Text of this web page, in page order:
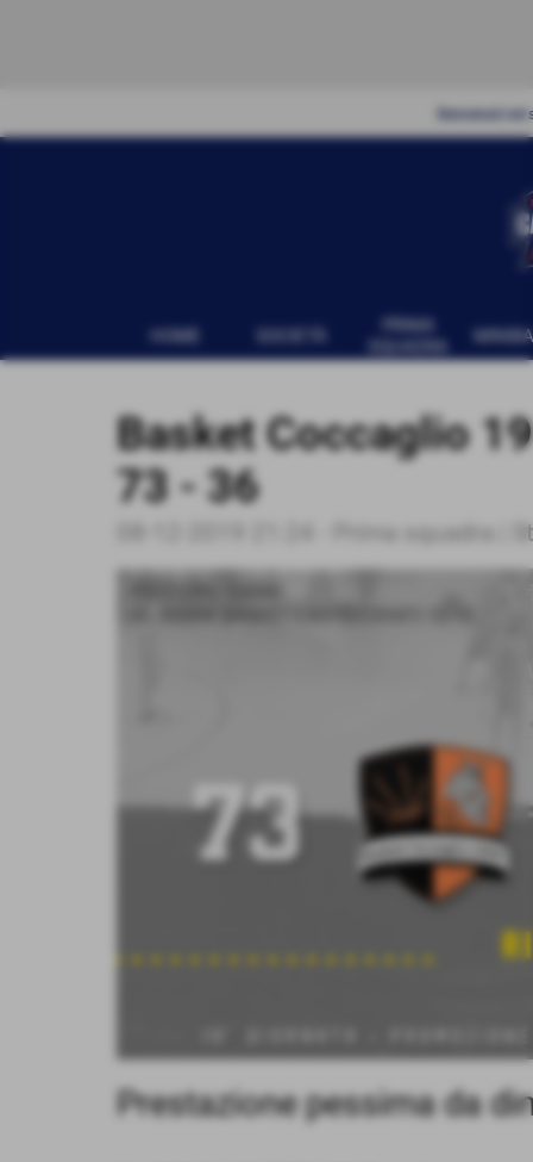
Benvenuti
HOME
PRIMA
Basket Coccaglio
73 - 36
Prima squadra |
Prestazione pessima da